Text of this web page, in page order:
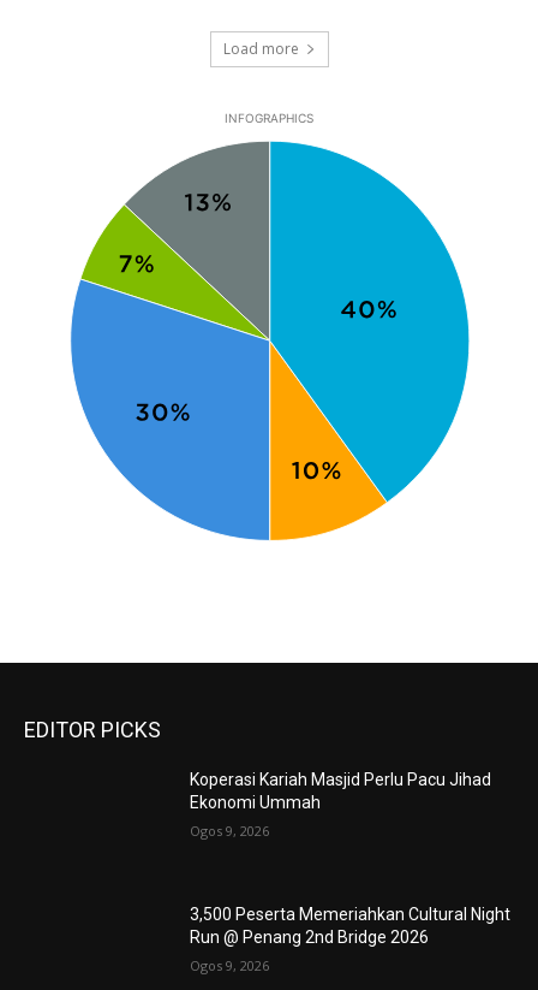
Load more
INFOGRAPHICS
EDITOR PICKS
Koperasi Kariah Masjid Perlu Pacu Jihad
Ekonomi Ummah
Ogos 9, 2026
3,500 Peserta Memeriahkan Cultural Night
Run @ Penang 2nd Bridge 2026
Ogos 9, 2026